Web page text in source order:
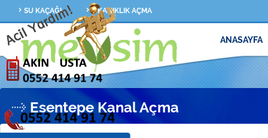
SU KAÇAĞI TIKANIKLIK AÇMA
ANASAYFA
Esentepe Kanal Açma